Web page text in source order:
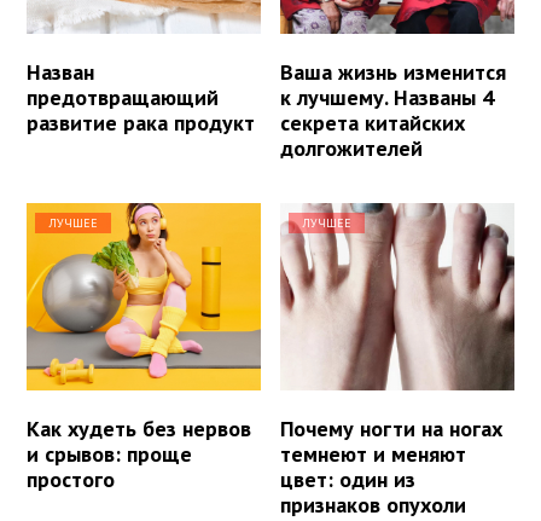
Назван
предотвращающий
развитие рака продукт
Ваша жизнь изменится
к лучшему. Названы 4
секрета китайских
долгожителей
ЛУЧШЕЕ
Как худеть без нервов
и срывов: проще
простого
ЛУЧШЕЕ
Почему ногти на ногах
темнеют и меняют
цвет: один из
признаков опухоли